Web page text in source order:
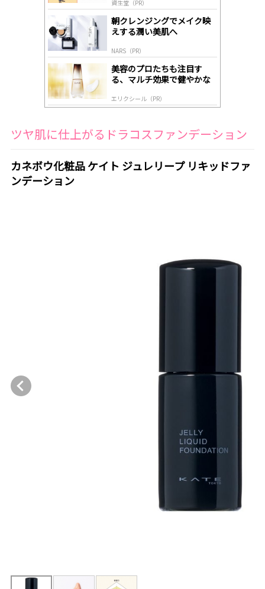
資生堂（PR）
朝クレンジングでメイク映
えする潤い美肌へ
NARS（PR）
美容のプロたちも注目す
る、マルチ効果で健やかな
エリクシール（PR）
ツヤ肌に仕上がるドラコスファンデーション
カネボウ化粧品 ケイト ジュレリープ リキッドファ
ンデーション